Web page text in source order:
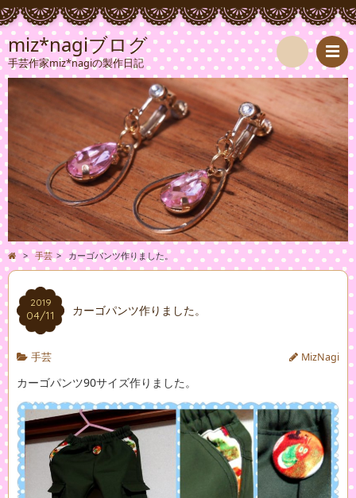
miz*nagiブログ
手芸作家miz*nagiの製作日記
検
索
> 手芸 > カーゴパンツ作りました。
2019
04/11 カーゴパンツ作りました。
手芸 MizNagi
カーゴパンツ90サイズ作りました。